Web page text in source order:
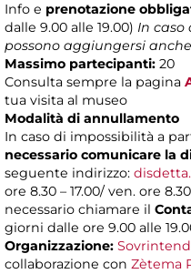
Info e prenotazione
dalle 9.00 alle 19.00) In caso
possono aggiungersi
Massimo partecipanti: 20
Consulta sempre la pagina
tua visita al museo
Modalità di annullamento
In caso di impossibilità a
necessario comunicare la
seguente indirizzo:
ore 8.30 – 17.00/ ven. ore
necessario chiamare il
giorni dalle ore 9.00 alle
Organizzazione:
collaborazione con Zètema